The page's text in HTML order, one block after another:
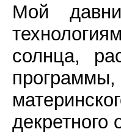
Мой
солнца,
декретного